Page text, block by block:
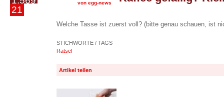
21
von egg-news
Welche Tasse ist zuerst voll? (bitte genau schauen, ist
STICHWORTE / TAGS
Rätsel
Artikel teilen